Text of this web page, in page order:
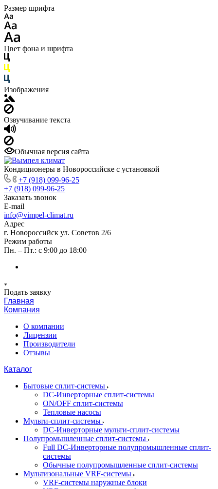
Размер шрифта
Цвет фона и шрифта
Изображения
Озвучивание текста
Обычная версия сайта
Кондиционеры в Новороссийске с установкой
+7 (918) 099-96-25
+7 (918) 099-96-25
Заказать звонок
E-mail
info@vimpel-climat.ru
Адрес
г. Новороссийск ул. Советов 2/6
Режим работы
Пн. – Пт.: с 9:00 до 18:00
Подать заявку
Главная
Компания
О компании
Лицензии
Производители
Отзывы
Каталог
Бытовые сплит-системы
DC-Инверторные сплит-системы
ON/OFF сплит-системы
Тепловые насосы
Мульти-сплит-системы
DC-Инверторные мульти-сплит-системы
Полупромышленные сплит-системы
Full DC-Инверторные полупромышленные сплит-
системы
Обычные полупромышленные сплит-системы
Мультизональные VRF-системы
VRF-системы наружные блоки